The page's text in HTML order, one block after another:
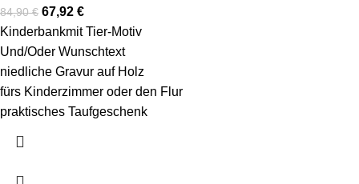
84,90€ 67,92 €
Kinderbankmit Tier-Motiv
Und/Oder Wunschtext
niedliche Gravur auf Holz
fürs Kinderzimmer oder den Flur
praktisches Taufgeschenk